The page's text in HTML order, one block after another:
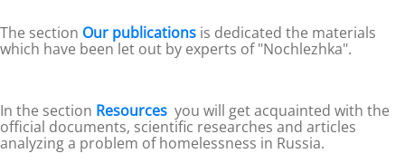
The section Our publications is dedicated the materials
which have been let out by experts of "Nochlezhka".
In the section Resources you will get acquainted with the
official documents, scientific researches and articles
analyzing a problem of homelessness in Russia.